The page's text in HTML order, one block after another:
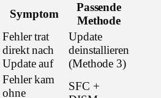
Symptom
Passende
Methode
Fehler trat
direkt nach
Update auf
Update
deinstallieren
(Methode 3)
Fehler kam
ohne
SFC +